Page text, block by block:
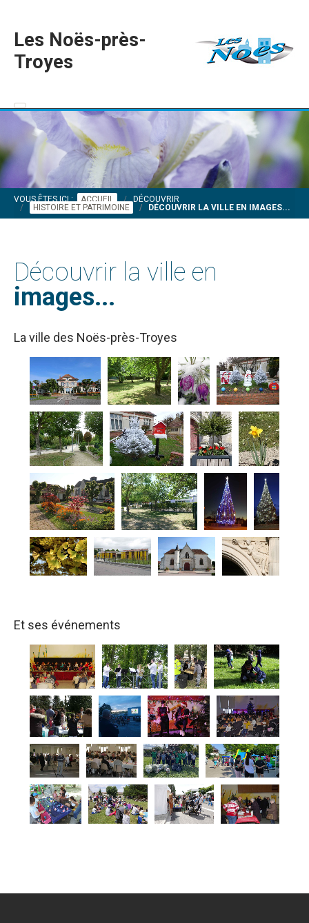
Les Noës-près-
Troyes
VOUS ÊTES ICI : ACCUEIL
DÉCOUVRIR
HISTOIRE ET PATRIMOINE
DÉCOUVRIR LA VILLE EN IMAGES...
Découvrir la ville en
images...
La ville des Noës-près-Troyes
Et ses événements